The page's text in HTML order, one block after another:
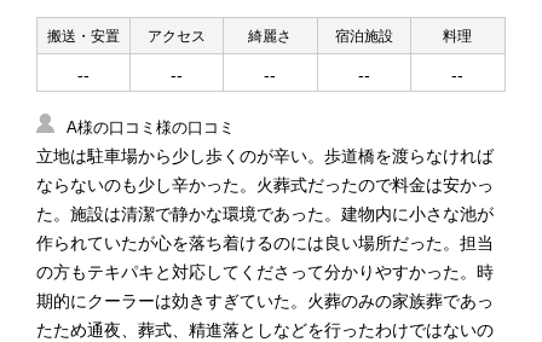
搬送・安置
--
アクセス
--
綺麗さ
--
宿泊施設
--
料理
--
A様の口コミ様の口コミ
立地は駐車場から少し歩くのが辛い。歩道橋を渡らなければ
ならないのも少し辛かった。火葬式だったので料金は安かっ
た。施設は清潔で静かな環境であった。建物内に小さな池が
作られていたが心を落ち着けるのには良い場所だった。担当
の方もテキパキと対応してくださって分かりやすかった。時
期的にクーラーは効きすぎていた。火葬のみの家族葬であっ
たため通夜、葬式、精進落としなどを行ったわけではないの